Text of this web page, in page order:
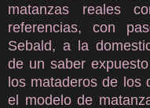
matanzas reales
referencias, con
Sebald, a la
de un saber
los mataderos de los
el modelo de